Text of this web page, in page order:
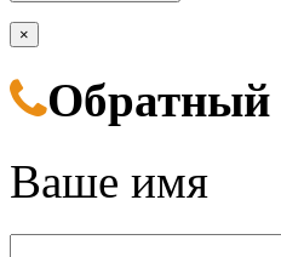
×
Обратный
Ваше имя